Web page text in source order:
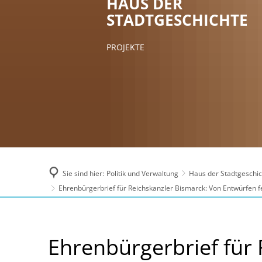
STADTGESCHICHTE
PROJEKTE
Sie sind hier: Politik und Verwaltung Haus der
Ehrenbürgerbrief für Reichskanzler Bismarck: Von Entwürfen
Ehrenbürgerbrief
Ehrenbürgerbrief für